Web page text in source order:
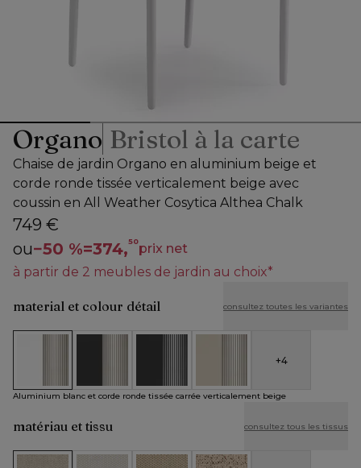
Organo Bristol à la carte
Chaise de jardin Organo en aluminium beige et
corde ronde tissée verticalement beige avec
coussin en All Weather Cosytica Althea Chalk
749 €
ou−50 %=374,50prix net
à partir de 2 meubles de jardin au choix*
material et colour détail consultez toutes les variantes
Aluminium blanc et corde ronde tissée carrée verticalement
Aluminium noir et corde ronde tissée carrée
Aluminium noir et corde ronde tissée
Aluminium beige et corde
+4
Aluminium blanc et corde ronde tissée carrée verticalement beige
matériau et tissu consultez tous les tissus